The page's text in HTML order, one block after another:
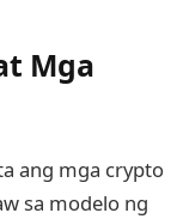
Mga
ang mga crypto
sa modelo ng